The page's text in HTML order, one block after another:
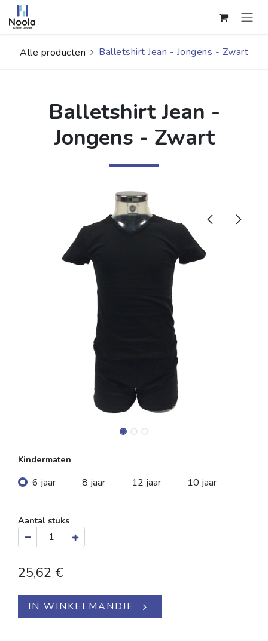
Overslaan naar inhoud
Alle producten Balletshirt Jean - Jongens - Zwart
Balletshirt Jean -
Jongens - Zwart
Kindermaten
6 jaar 8 jaar 12 jaar 10 jaar
Aantal stuks
25,62 €
IN WINKELMANDJE